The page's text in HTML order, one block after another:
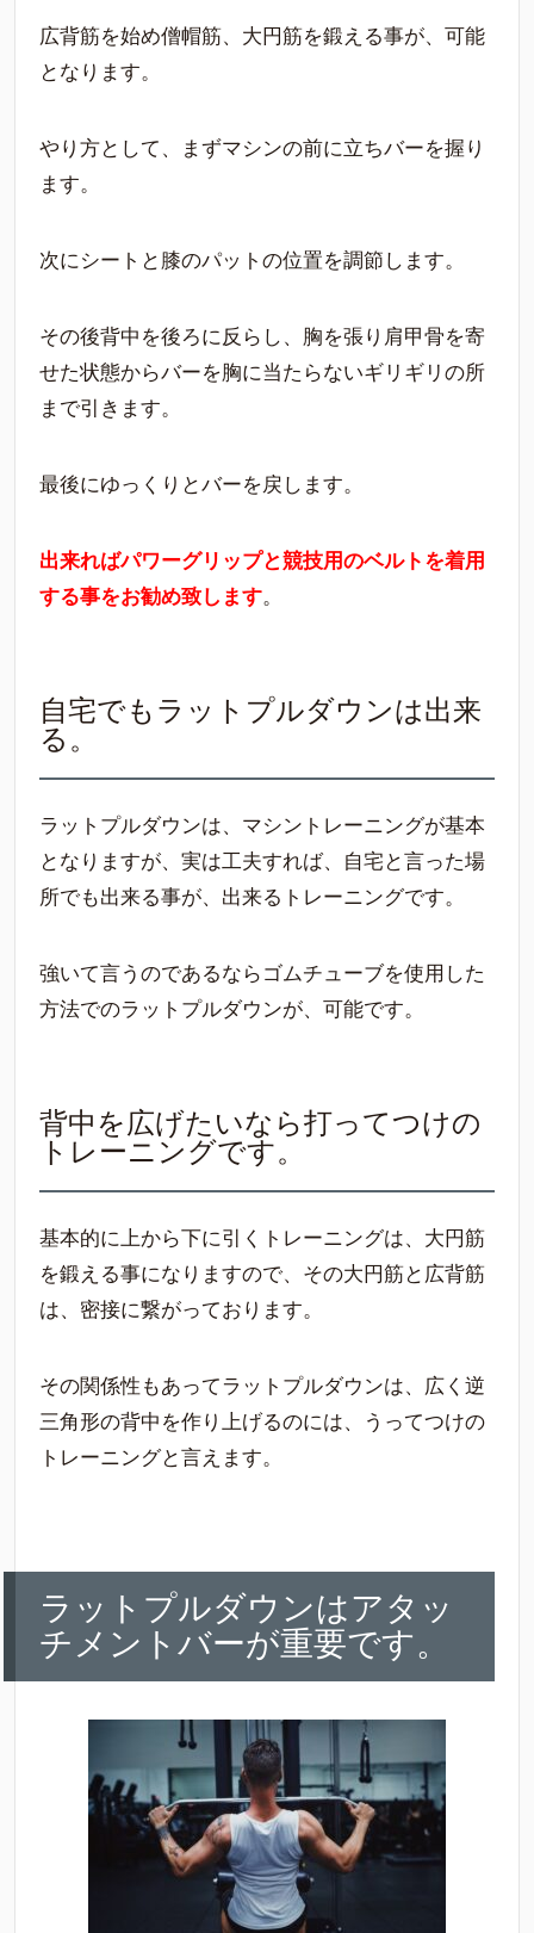
広背筋を始め僧帽筋、大円筋を鍛える事が、可能
となります。
やり方として、まずマシンの前に立ちバーを握り
ます。
次にシートと膝のパットの位置を調節します。
その後背中を後ろに反らし、胸を張り肩甲骨を寄
せた状態からバーを胸に当たらないギリギリの所
まで引きます。
最後にゆっくりとバーを戻します。
出来ればパワーグリップと競技用のベルトを着用
する事をお勧め致します。
自宅でもラットプルダウンは出来
る。
ラットプルダウンは、マシントレーニングが基本
となりますが、実は工夫すれば、自宅と言った場
所でも出来る事が、出来るトレーニングです。
強いて言うのであるならゴムチューブを使用した
方法でのラットプルダウンが、可能です。
背中を広げたいなら打ってつけの
トレーニングです。
基本的に上から下に引くトレーニングは、大円筋
を鍛える事になりますので、その大円筋と広背筋
は、密接に繋がっております。
その関係性もあってラットプルダウンは、広く逆
三角形の背中を作り上げるのには、うってつけの
トレーニングと言えます。
ラットプルダウンはアタッ
チメントバーが重要です。